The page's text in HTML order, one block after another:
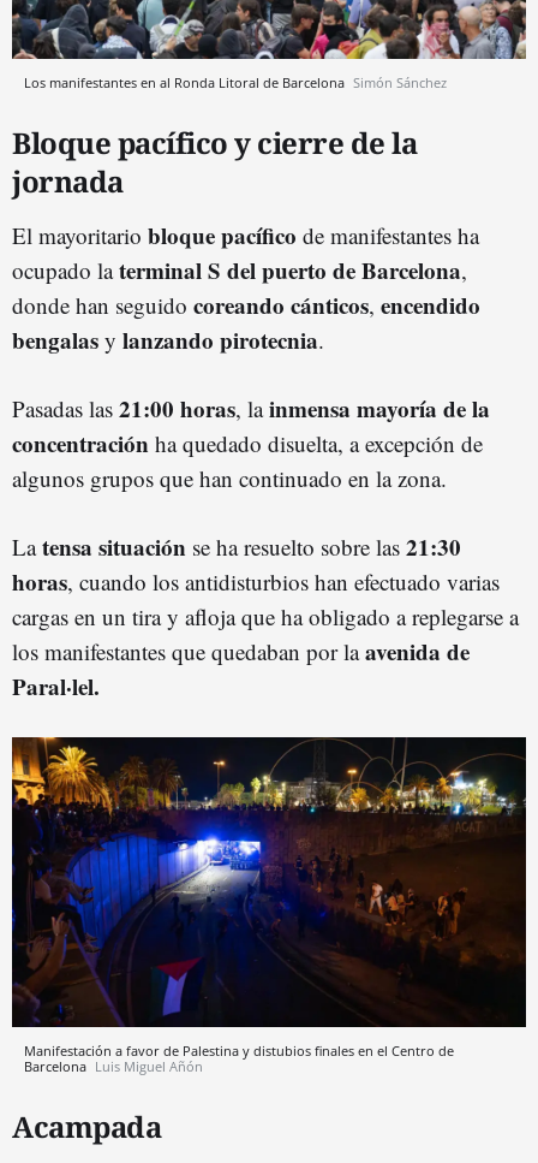
Los manifestantes en al Ronda Litoral de Barcelona Simón Sánchez
Bloque pacífico y cierre de la
jornada
El mayoritario bloque pacífico de manifestantes ha
ocupado laterminal S del puerto de Barcelona,
donde han seguido coreando cánticos, encendido
bengalas y lanzando pirotecnia.
Pasadas las 21:00 horas, lainmensa mayoría de la
concentración ha quedado disuelta, a excepción de
algunos grupos que han continuado en la zona.
Latensa situación se ha resuelto sobre las 21:30
horas, cuando los antidisturbios han efectuado varias
cargas en un tira y afloja que ha obligado a replegarse a
los manifestantes que quedaban por laavenida de
Paral·lel.
Manifestación a favor de Palestina y distubios finales en el Centro de
Barcelona Luis Miguel Añón
Acampada